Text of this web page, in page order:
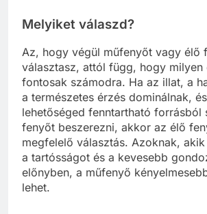
Melyiket válaszd?
Az, hogy végül műfenyőt vagy élő
választasz, attól függ, hogy milyen
fontosak számodra. Ha az illat, a
a természetes érzés dominálnak,
lehetőséged fenntartható forrásból
fenyőt beszerezni, akkor az élő
megfelelő választás. Azoknak,
a tartósságot és a kevesebb
előnyben, a műfenyő
lehet.